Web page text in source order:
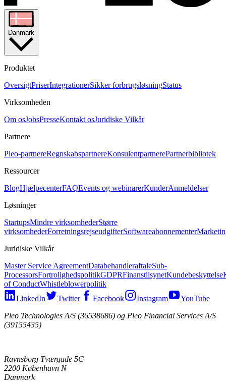
Danmark
Produktet
OversigtPriserIntegrationerSikker forbrugsløsningStatus
Virksomheden
Om osJobsPresseKontakt osJuridiske Vilkår
Partnere
Pleo-partnereRegnskabspartnereKonsulentpartnerePartnerbibliotek
Ressourcer
BlogHjælpecenterFAQEvents og webinarerKunderAnmeldelser
Løsninger
StartupsMindre virksomhederStørre
virksomhederForretningsrejseudgifterSoftwareabonnementer
Juridiske Vilkår
Master Service AgreementDatabehandleraftaleSub-
ProcessorsFortrolighedspolitikGDPRFinanstilsynetKundebeskyttelse
of ConductWhistleblowerpolitik
LinkedIn
Twitter Facebook Instagram
YouTube
Pleo Technologies A/S (36538686) og Pleo Financial Services A/S
(39155435)
Ravnsborg Tværgade 5C
2200 København N
Danmark